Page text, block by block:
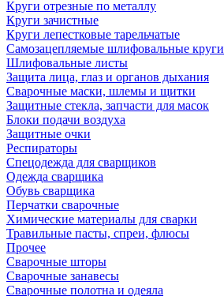
Круги отрезные по металлу
Круги зачистные
Круги лепестковые тарельчатые
Самозацепляемые шлифовальные круги
Шлифовальные листы
Защита лица, глаз и органов дыхания
Сварочные маски, шлемы и щитки
Защитные стекла, запчасти для масок
Блоки подачи воздуха
Защитные очки
Респираторы
Спецодежда для сварщиков
Одежда сварщика
Обувь сварщика
Перчатки сварочные
Химические материалы для сварки
Травильные пасты, спреи, флюсы
Прочее
Сварочные шторы
Сварочные занавесы
Сварочные полотна и одеяла